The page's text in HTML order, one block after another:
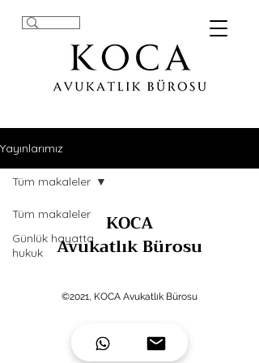
Yayınlarımız
Tüm makaleler
Günlük hayatta
hukuk
Tüm makaleler
KOCA
Avukatlık Bürosu
©2021, KOCA Avukatlık Bürosu